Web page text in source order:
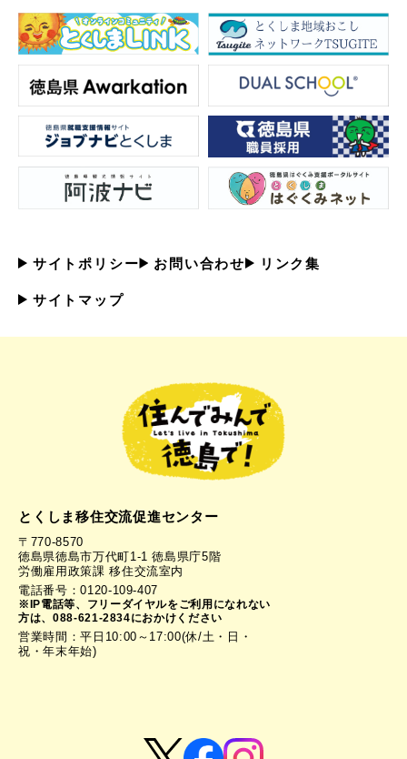
サイトポリシー お問い合わせ リンク集
サイトマップ
とくしま移住交流促進センター
〒770-8570
徳島県徳島市万代町1-1 徳島県庁5階
労働雇用政策課 移住交流室内
電話番号：0120-109-407
※IP電話等、フリーダイヤルをご利用になれない
方は、088-621-2834におかけください
営業時間：平日10:00～17:00(休/土・日・
祝・年末年始)